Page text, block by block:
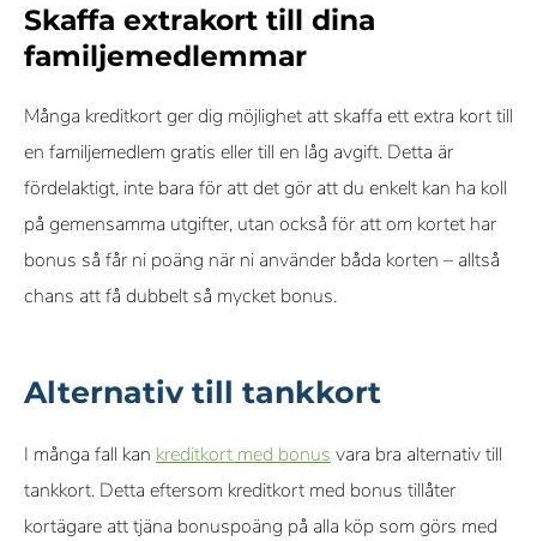
Skaffa extrakort till dina
familjemedlemmar
Många kreditkort ger dig möjlighet att skaffa ett extra kort till
en familjemedlem gratis eller till en låg avgift. Detta är
fördelaktigt, inte bara för att det gör att du enkelt kan ha koll
på gemensamma utgifter, utan också för att om kortet har
bonus så får ni poäng när ni använder båda korten – alltså
chans att få dubbelt så mycket bonus.
Alternativ till tankkort
I många fall kan kreditkort med bonus vara bra alternativ till
tankkort. Detta eftersom kreditkort med bonus tillåter
kortägare att tjäna bonuspoäng på alla köp som görs med